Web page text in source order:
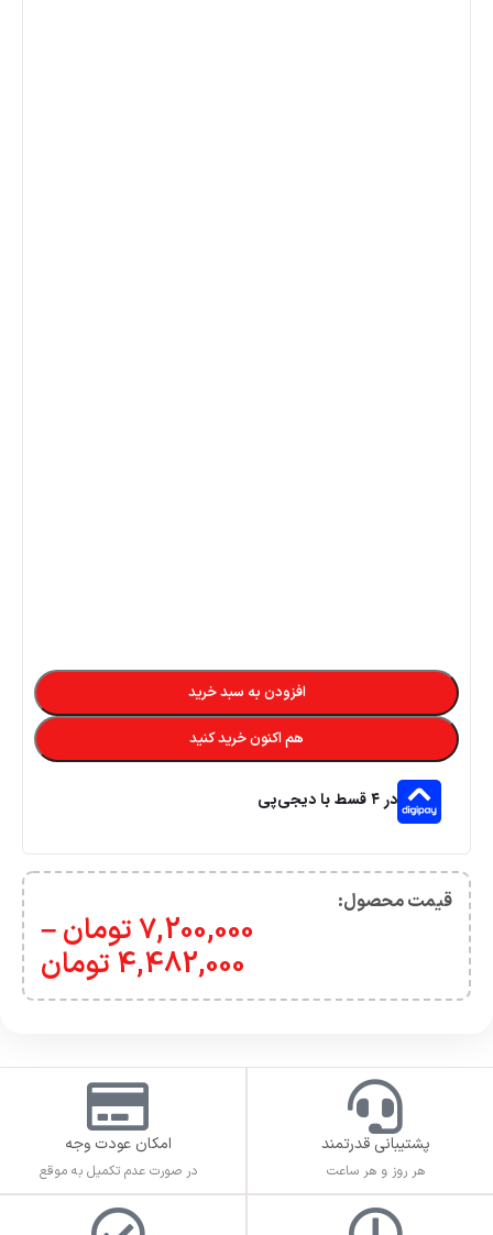
افزودن به سبد خرید
هم اکنون خرید کنید
در ۴ قسط با دیجی‌پی
قیمت محصول:​
7,200,000تومان–
4,482,000 تومان
پشتیبانی قدرتمند
هر روز و هر ساعت
امکان عودت وجه
در صورت عدم تکمیل به موقع